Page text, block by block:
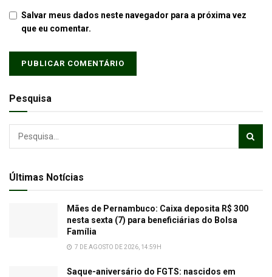
Salvar meus dados neste navegador para a próxima vez
que eu comentar.
Pesquisa
Últimas Notícias
Mães de Pernambuco: Caixa deposita R$ 300
nesta sexta (7) para beneficiárias do Bolsa
Família
7 DE AGOSTO DE 2026, 14:59H
Saque-aniversário do FGTS: nascidos em